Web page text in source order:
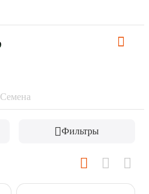
Семена
Фильтры